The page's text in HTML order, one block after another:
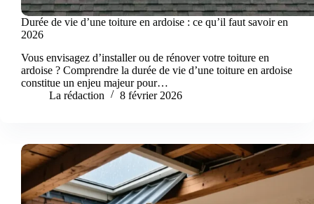
Durée de vie d’une toiture en ardoise : ce qu’il faut savoir en
2026
Vous envisagez d’installer ou de rénover votre toiture en
ardoise ? Comprendre la durée de vie d’une toiture en ardoise
constitue un enjeu majeur pour…
La rédaction
8 février 2026